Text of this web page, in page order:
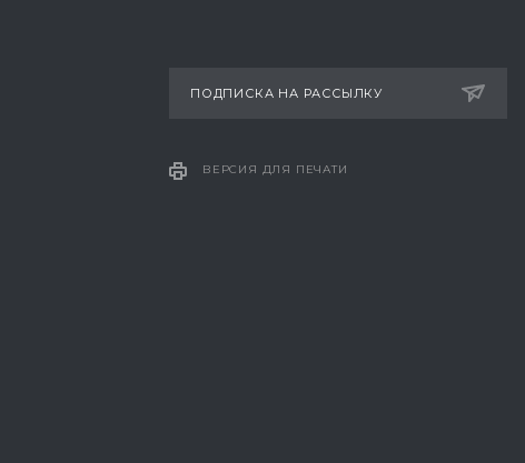
ПОДПИСКА НА РАССЫЛКУ
ВЕРСИЯ ДЛЯ ПЕЧАТИ